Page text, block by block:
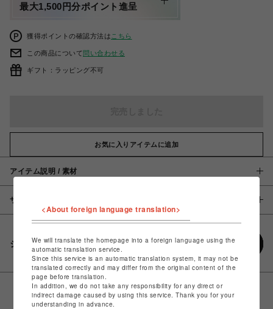
最大1,500円分ポイント進呈
獲得ポイントの確認方法は こちら
この商品について問い合わせる
ギフト：ラッピング不可
お気に入りアイテムに追加
アイテム説明 / 素材
サイズ
シェアする
<About foreign language translation>
We will translate the homepage into a foreign language using the
automatic translation service.
Since this service is an automatic translation system, it may not be
translated correctly and may differ from the original content of the
page before translation.
In addition, we do not take any responsibility for any direct or
indirect damage caused by using this service. Thank you for your
understanding in advance.